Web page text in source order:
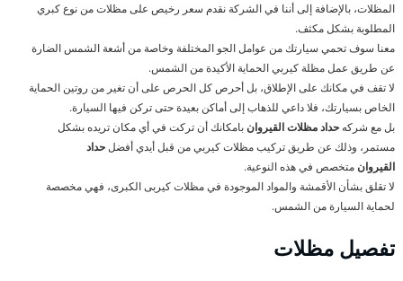
المظلات، بالإضافة إلى أننا في الشركة نقدم سعر رخيص على مظلات من نوع كبري
المطلوبة بشكل مكثف.
معنا سوف تحمي سيارتك من عوامل الجو المختلفة وخاصة من أشعة الشمس الضارة
عن طريق عمل مظلة كيربي الحماية الأكيدة من الشمس.
لا تقف في مكانك على الإطلاق، بل أحرص كل الحرص على أن تغير من روتين الحماية
الخاص بسيارتك، فلا داعي للذهاب إلى أماكن بعيدة حتى تركن فيها السيارة.
بل مع شركه حداد مظلات القيروانبامكانك أن تركت في أي مكان تريده بشكل
مستمر، وذلك عن طريق تركيب مظلات كيربي من قبل أيدي أفضلحداد
القيروانمتخصص في هذه النوعية.
لا تقلق بشأن الأقمشة والمواد الموجودة في مظلات كيربى الكبرى، فهي مخصصة
لحماية السيارة من الشمس.
تفصيل مظلات